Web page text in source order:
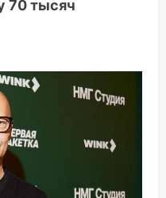
70 тысяч